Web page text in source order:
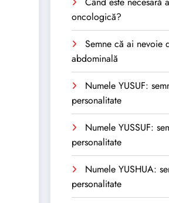
oncologică?
Semne că ai nevoie
abdominală
Numele YUSUF:
personalitate
Numele YUSSUF:
personalitate
Numele YUSHUA:
personalitate